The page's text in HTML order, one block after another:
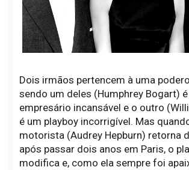
Dois irmãos pertencem à uma
sendo um deles (Humphrey Bogart)
empresário incansável e o outro
é um playboy incorrigível. Mas
motorista (Audrey Hepburn) retorna
após passar dois anos em Paris, o
modifica e, como ela sempre foi